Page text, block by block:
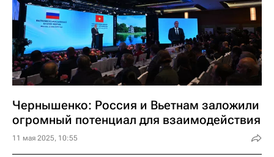
Чернышенко: Россия и Вьетнам заложили
огромный потенциал для взаимодействия
11 мая 2025, 10:55